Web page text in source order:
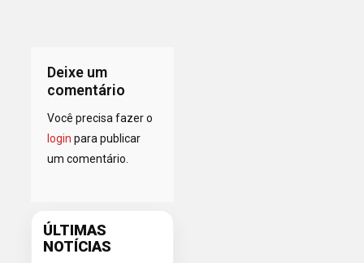
Deixe um
comentário
Você precisa fazer o
login para publicar
um comentário.
ÚLTIMAS
NOTÍCIAS